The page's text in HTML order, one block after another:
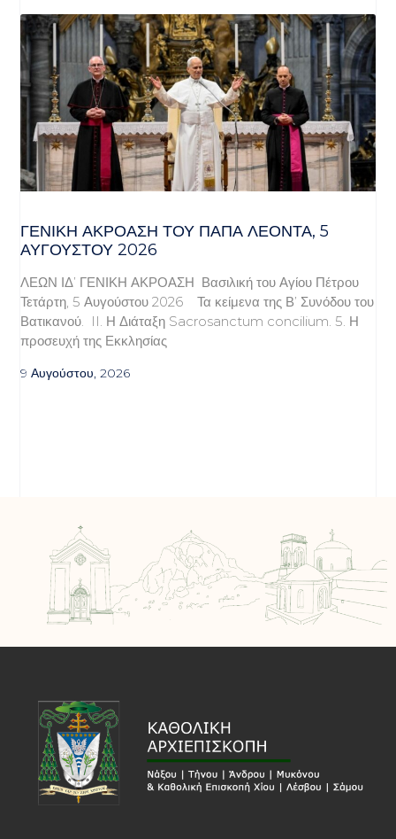
ΓΕΝΙΚΉ ΑΚΡΌΑΣΗ ΤΟΥ ΠΆΠΑ ΛΈΟΝΤΑ, 5
ΑΥΓΟΎΣΤΟΥ 2026
ΛΕΩΝ ΙΔ’ ΓΕΝΙΚΗ ΑΚΡΟΑΣΗ Βασιλική του Αγίου Πέτρου
Τετάρτη, 5 Αυγούστου 2026 Τα κείμενα της Β’ Συνόδου του
Βατικανού. II. Η Διάταξη Sacrosanctum concilium. 5. Η
προσευχή της Εκκλησίας
9 Αυγούστου, 2026